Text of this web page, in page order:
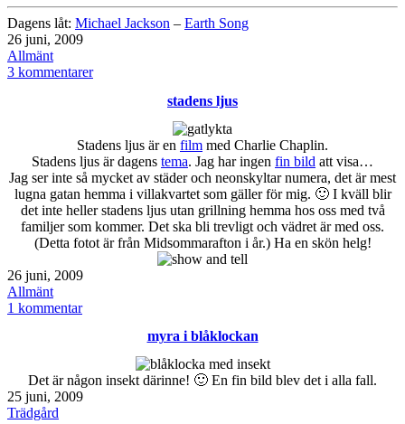
Dagens låt: Michael Jackson – Earth Song
Publicerat
den
26 juni, 2009
Kategoriserat
som
Allmänt
3 kommentarertill
stadens ljus
Stadens ljus är en film med Charlie Chaplin.
Stadens ljus är dagens tema. Jag har ingen fin bild att visa…
Jag ser inte så mycket av städer och neonskyltar numera, det är mest
lugna gatan hemma i villakvartet som gäller för mig. 🙂 I kväll blir
det inte heller stadens ljus utan grillning hemma hos oss med två
familjer som kommer. Det ska bli trevligt och vädret är med oss.
(Detta fotot är från Midsommarafton i år.) Ha en skön helg!
Publicerat
den
26 juni, 2009
Kategoriserat
som
Allmänt
1 kommentartill
myra i blåklockan
Det är någon insekt därinne! 🙂 En fin bild blev det i alla fall.
Publicerat
den
25 juni, 2009
Kategoriserat
Trädgård